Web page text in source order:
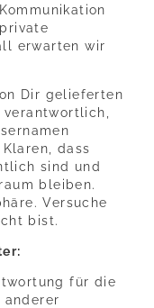
erwarten wir
Dir gelieferten
dass
sind und
bleiben.
Versuche
bist.
für die
anderer